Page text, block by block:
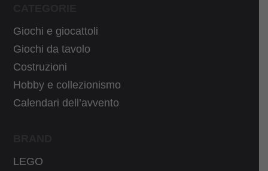
Giochi e giocattoli
Giochi da tavolo
Costruzioni
Hobby e collezionismo
Calendari dell’avvento
LEGO